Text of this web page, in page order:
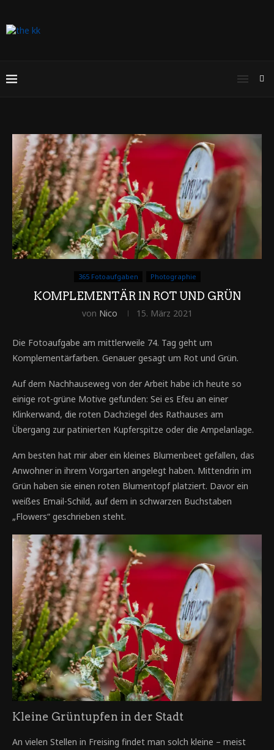
365 Fotoaufgaben Photographie
KOMPLEMENTÄR IN ROT UND GRÜN
von Nico 15. März 2021
Die Fotoaufgabe am mittlerweile 74. Tag geht um
Komplementärfarben. Genauer gesagt um Rot und Grün.
Auf dem Nachhauseweg von der Arbeit habe ich heute so
einige rot-grüne Motive gefunden: Sei es Efeu an einer
Klinkerwand, die roten Dachziegel des Rathauses am
Übergang zur patinierten Kupferspitze oder die Ampelanlage.
Am besten hat mir aber ein kleines Blumenbeet gefallen, das
Anwohner in ihrem Vorgarten angelegt haben. Mittendrin im
Grün haben sie einen roten Blumentopf platziert. Davor ein
weißes Email-Schild, auf dem in schwarzen Buchstaben
„Flowers“ geschrieben steht.
Kleine Grüntupfen in der Stadt
An vielen Stellen in Freising findet man solch kleine – meist